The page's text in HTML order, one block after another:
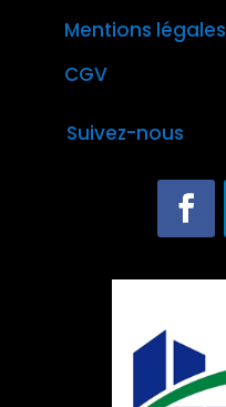
Mentions légales
CGV
Suivez-nous